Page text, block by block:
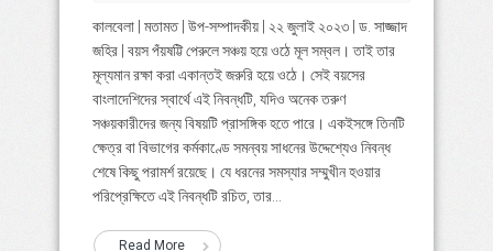
কালবেলা | মতামত | উপ-সম্পাদকীয় | ২২ জুলাই ২০২৩ | ড. সাজ্জাদ
জহির | বয়স পঁয়ষট্টি পেরুলে সঞ্চয় হয়ে ওঠে মূল সম্বল। তাই তার
মূল্যমান রক্ষা করা একান্তই জরুরি হয়ে ওঠে। সেই বয়সের
বাংলাদেশিদের স্বার্থে এই নিবন্ধটি, যদিও অনেক তরুণ
সঞ্চয়কারীদের জন্য বিষয়টি প্রাসঙ্গিক হতে পারে। একইসঙ্গে তিনটি
ক্ষেত্র বা বিভাগের কর্মকাণ্ডে সমন্বয় সাধনের উদ্দেশ্যেও নিবন্ধ
শেষে কিছু পরামর্শ রয়েছে। যে ধরনের সমস্যার সম্মুখীন হওয়ার
পরিপ্রেক্ষিতে এই নিবন্ধটি রচিত, তার...
Read More